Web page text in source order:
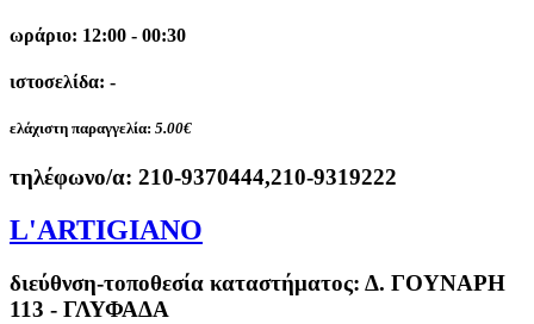
ωράριο: 12:00 - 00:30
ιστοσελίδα: -
ελάχιστη παραγγελία: 5.00€
τηλέφωνο/α: 210-9370444,210-9319222
L'ARTIGIANO
διεύθνση-τοποθεσία καταστήματος: Δ. ΓΟΥΝΑΡΗ
113 - ΓΛΥΦΑΔΑ